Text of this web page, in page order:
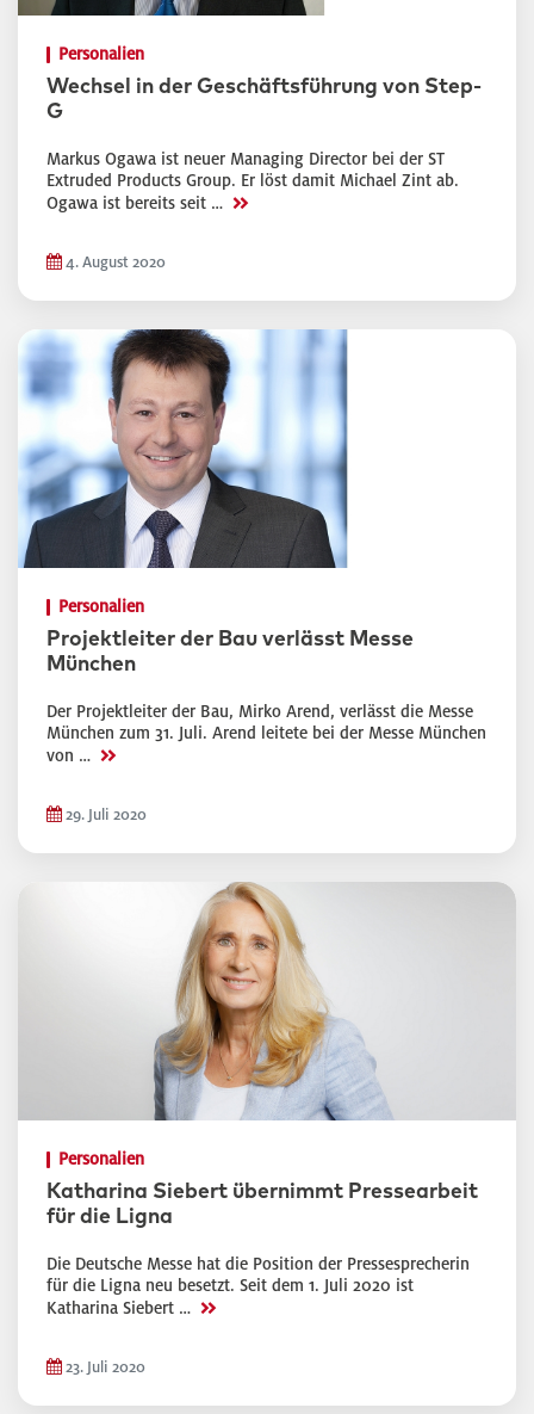
Personalien
Wechsel in der Geschäftsführung von Step-
G
Markus Ogawa ist neuer Managing Director bei der ST
Extruded Products Group. Er löst damit Michael Zint ab.
Ogawa ist bereits seit … >>
4. August 2020
Personalien
Projektleiter der Bau verlässt Messe
München
Der Projektleiter der Bau, Mirko Arend, verlässt die Messe
München zum 31. Juli. Arend leitete bei der Messe München
von … >>
29. Juli 2020
Personalien
Katharina Siebert übernimmt Pressearbeit
für die Ligna
Die Deutsche Messe hat die Position der Pressesprecherin
für die Ligna neu besetzt. Seit dem 1. Juli 2020 ist
Katharina Siebert … >>
23. Juli 2020